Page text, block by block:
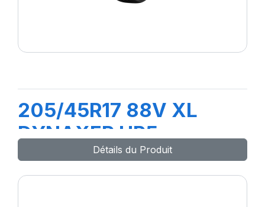
205/45R17 88V XL
DYNAXER HP5
Détails du Produit